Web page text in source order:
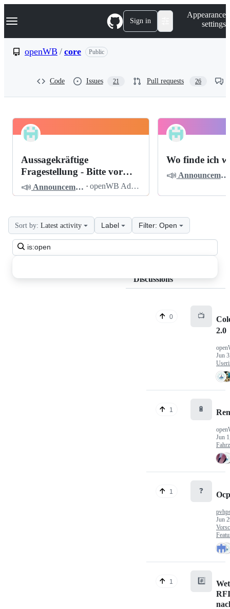
k
p
Navigation Menu Sign in
Appearance
settings
openWB / core Public
Code Issues 21 Pull requests 26
openWB
Discussions
Pinned
Aussagekräftige
Fragestellung - Bitte vor
dem Posten lesen
📣 Announcements · openWB Admin
Wo finde ich
📣 Announcements
Search
all
Sort by: Latest activity Label Filter: Open
Discussions
0 📺
2.0
Jun
1 🔋
Jun
1 ❓
Jun
1 #️⃣